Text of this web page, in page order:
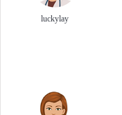
luckylay